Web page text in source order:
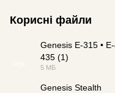
Корисні файли
Genesis E-315 •
435 (1)
5 МБ
Genesis Stealth